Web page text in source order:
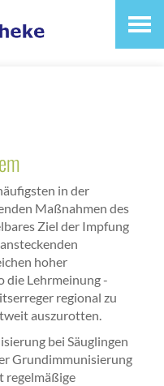
in der
Maßnahmen des
Ziel der Impfung
hoher
die Lehrmeinung -
regional zu
auszurotten.
bei Säuglingen
Grundimmunisierung
regelmäßige